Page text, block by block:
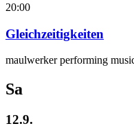
20:00
Gleichzeitigkeiten
maulwerker performing
Sa
12.9.